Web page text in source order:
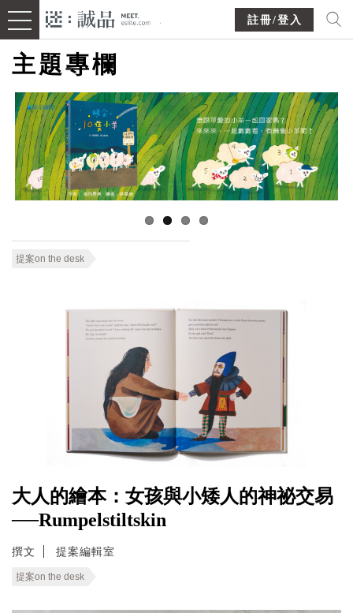
註冊/登入
主題專欄
提案on the desk
大人的繪本：女孩與小矮人的神祕交易
──Rumpelstiltskin
撰文 提案編輯室
提案on the desk